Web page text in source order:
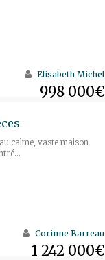
998 000€
Elisabeth Michel
calme, vaste maison
1 242 000€
Corinne Barreau